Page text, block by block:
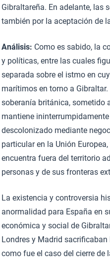
Gibraltareña. En adelante, las
también por la aceptación de
Análisis: Como es sabido, la
y políticas, entre las cuales
separada sobre el istmo en
marítimos en torno a
soberanía británica, sometido
mantiene
descolonizado mediante
particular en la Unión
encuentra fuera del territorio
personas y de sus fronteras
La existencia y controversia
anormalidad para España en
económica y social de
Londres y Madrid
como fue el caso del cierre de